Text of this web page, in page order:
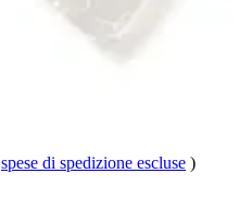
spese di spedizione escluse )